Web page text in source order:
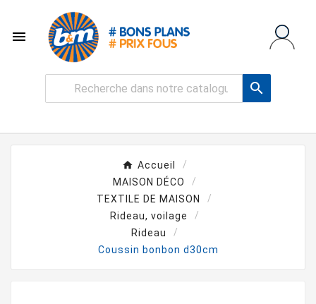


Accueil
MAISON DÉCO
TEXTILE DE MAISON
Rideau, voilage
Rideau
Coussin bonbon d30cm